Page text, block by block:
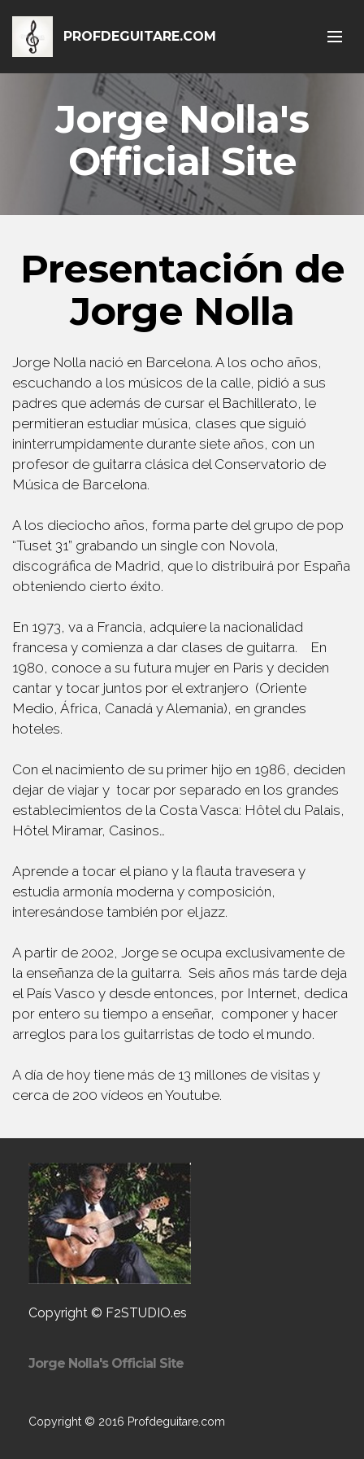
PROFDEGUITARE.COM
Jorge Nolla's
Official Site
Presentación de
Jorge Nolla
Jorge Nolla nació en Barcelona. A los ocho años,
escuchando a los músicos de la calle, pidió a sus
padres que además de cursar el Bachillerato, le
permitieran estudiar música, clases que siguió
ininterrumpidamente durante siete años, con un
profesor de guitarra clásica del Conservatorio de
Música de Barcelona.
A los dieciocho años, forma parte del grupo de pop
“Tuset 31” grabando un single con Novola,
discográfica de Madrid, que lo distribuirá por España
obteniendo cierto éxito.
En 1973, va a Francia, adquiere la nacionalidad
francesa y comienza a dar clases de guitarra.
En
1980, conoce a su futura mujer en Paris y deciden
cantar y tocar juntos por el extranjero (Oriente
Medio, África, Canadá y Alemania), en grandes
hoteles.
Con el nacimiento de su primer hijo en 1986, deciden
dejar de viajar y tocar por separado en los grandes
establecimientos de la Costa Vasca: Hôtel du Palais,
Hôtel Miramar, Casinos…
Aprende a tocar el piano y la flauta travesera y
estudia armonía moderna y composición,
interesándose también por el jazz.
A partir de 2002, Jorge se ocupa exclusivamente de
la enseñanza de la guitarra. Seis años más tarde deja
el País Vasco y desde entonces, por Internet, dedica
por entero su tiempo a enseñar, componer y hacer
arreglos para los guitarristas de todo el mundo.
A día de hoy tiene más de 13 millones de visitas y
cerca de 200 vídeos en Youtube.
Copyright © F2STUDIO.es
Jorge Nolla's Official Site
Copyright © 2016 Profdeguitare.com